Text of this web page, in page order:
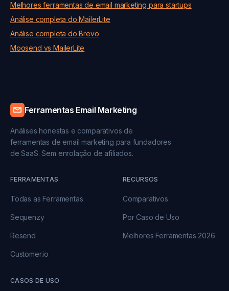
Melhores ferramentas de email marketing para startups
Análise completa do MailerLite
Análise completa do Brevo
Moosend vs MailerLite
Ferramentas Email Marketing
Análises honestas e comparativos de
ferramentas de email marketing para fundadores
de SaaS. Sem enrolação de afiliados.
FERRAMENTAS
Todas as Ferramentas
Sequenzy
Resend
Customer.io
RECURSOS
Comparativos
Por Caso de Uso
Melhores Ferramentas 2026
CASOS DE USO